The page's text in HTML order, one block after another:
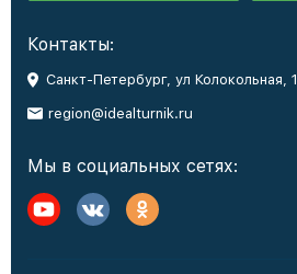
Контакты:
Санкт-Петербург, ул Колокольная, 1
region@idealturnik.ru
Мы в социальных сетях: